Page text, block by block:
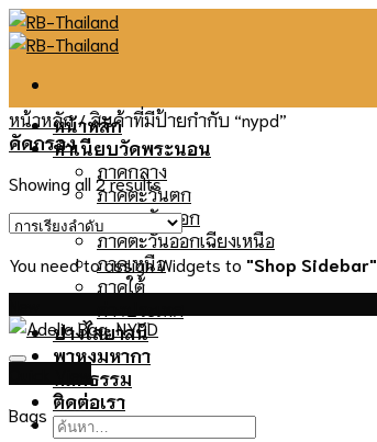
Skip
to
หน้าหลัก
ทำเนียบวัดพระนอน
ภาคกลาง
ภาคตะวันตก
ภาคตะวันออก
ภาคตะวันออกเฉียงเหนือ
ภาคเหนือ
ภาคใต้
ปางไสยาสน์
พาหุงมหากา
หลักธรรม
ติดต่อเรา
ค้นหา:
หน้าหลัก/สินค้าที่มีป้ายกำกับ “nypd”
คัดกรอง
Showing all 2 results
You need to assign Widgets to "Shop Sidebar"
Bags